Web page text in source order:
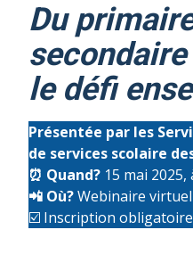
Du
le défi
Présentée par les
de services scolaire
⏰ Quand? 15 mai
📲 Où?Webinaire virtuel
☑️ Inscription obligatoire